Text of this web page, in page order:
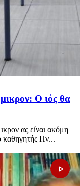
Ο ιός θα
ας είναι ακόμη
καθηγητής Πν...